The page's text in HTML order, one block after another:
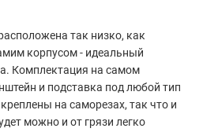
так низко, как
корпусом - идеальный
Комплектация на самом
и подставка под любой тип
на саморезах, так что и
можно и от грязи легко